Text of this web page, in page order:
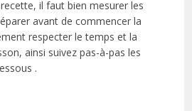
il faut bien mesurer les
avant de commencer la
respecter le temps et la
ainsi suivez pas-à-pas les
.